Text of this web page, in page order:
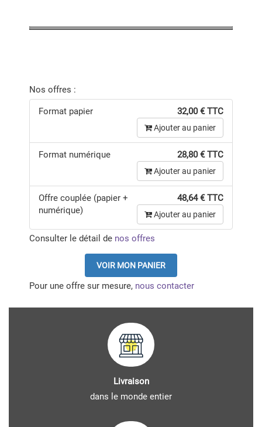
Nos offres :
Format papier 32,00 € TTC
Ajouter au panier
Format numérique 28,80 € TTC
Ajouter au panier
Offre couplée (papier +
numérique)
48,64 € TTC
Ajouter au panier
Consulter le détail de nos offres
VOIR MON PANIER
Pour une offre sur mesure, nous contacter
Livraison
dans le monde entier